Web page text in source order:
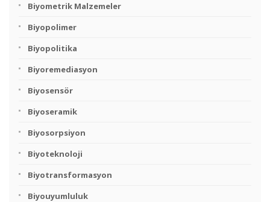
Biyometrik Malzemeler
Biyopolimer
Biyopolitika
Biyoremediasyon
Biyosensör
Biyoseramik
Biyosorpsiyon
Biyoteknoloji
Biyotransformasyon
Biyouyumluluk